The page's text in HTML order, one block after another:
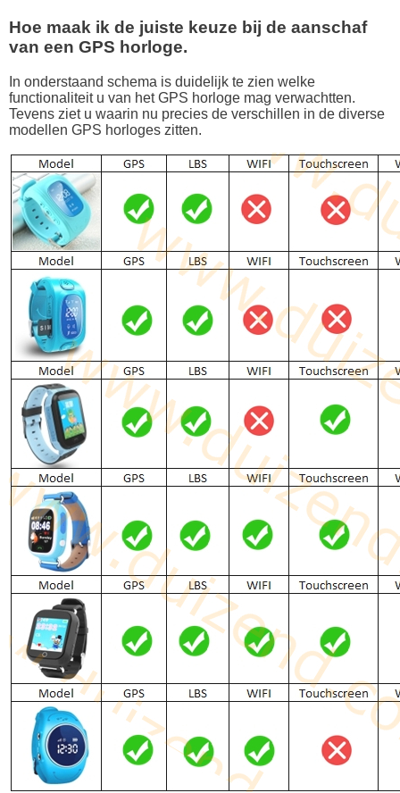
Hoe maak ik de juiste keuze bij de aanschaf
van een GPS horloge.
In onderstaand schema is duidelijk te zien welke
functionaliteit u van het GPS horloge mag verwachtten.
Tevens ziet u waarin nu precies de verschillen in de diverse
modellen GPS horloges zitten.